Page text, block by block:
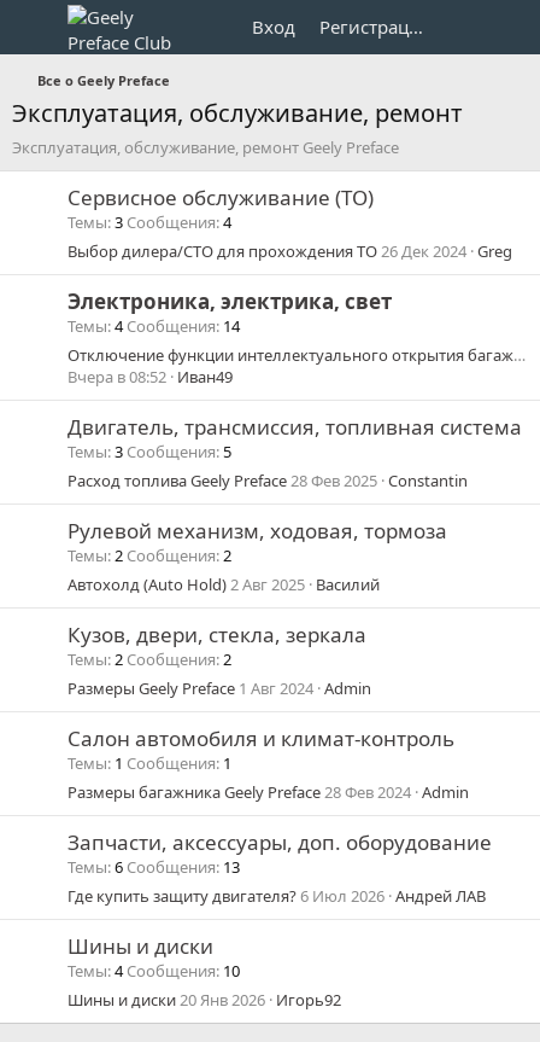
Вход Регистрация
Все о Geely Preface
Эксплуатация, обслуживание, ремонт
Эксплуатация, обслуживание, ремонт Geely Preface
Сервисное обслуживание (ТО)
Темы 3 Сообщения 4
Выбор дилера/СТО для прохождения ТО26 Дек 2024 Greg
Электроника, электрика, свет
Темы 4 Сообщения 14
Отключение функции интеллектуального открытия багажника
Вчера в 08:52 Иван49
Двигатель, трансмиссия, топливная система
Темы 3 Сообщения 5
Расход топлива Geely Preface28 Фев 2025 Constantin
Рулевой механизм, ходовая, тормоза
Темы 2 Сообщения 2
Автохолд (Auto Hold)2 Авг 2025 Василий
Кузов, двери, стекла, зеркала
Темы 2 Сообщения 2
Размеры Geely Preface 1 Авг 2024 Admin
Салон автомобиля и климат-контроль
Темы 1 Сообщения 1
Размеры багажника Geely Preface28 Фев 2024 Admin
Запчасти, аксессуары, доп. оборудование
Темы 6 Сообщения 13
Где купить защиту двигателя?6 Июл 2026 Андрей ЛАВ
Шины и диски
Темы 4 Сообщения 10
Шины и диски20 Янв 2026 Игорь92